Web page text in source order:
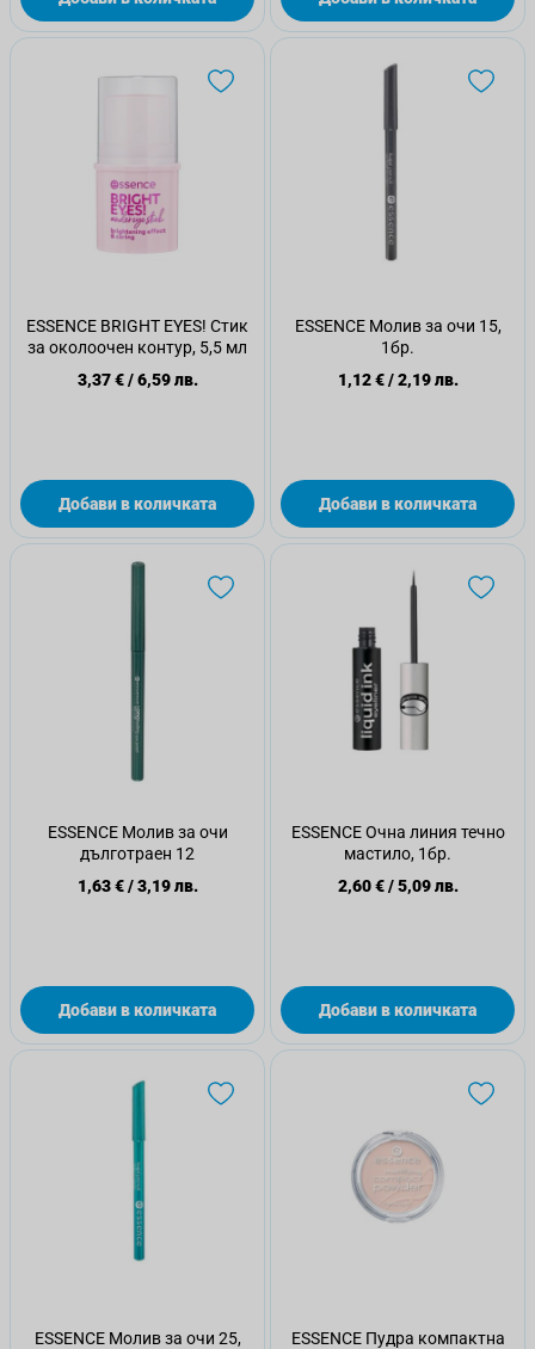
ESSENCE BRIGHT EYES! Стик
за околоочен контур, 5,5 мл
3,37 €/6,59 лв.
Добави в количката
ESSENCE Молив за очи 15,
1бр.
1,12 €/2,19 лв.
Добави в количката
ESSENCE Молив за очи
дълготраен 12
1,63 €/3,19 лв.
Добави в количката
ESSENCE Очна линия течно
мастило, 1бр.
2,60 €/5,09 лв.
Добави в количката
ESSENCE Молив за очи 25,
ESSENCE Пудра компактна